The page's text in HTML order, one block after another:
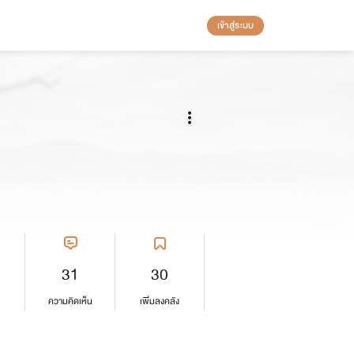
เข้าสู่ระบบ
31
ความคิดเห็น
30
เพิ่มลงคลัง